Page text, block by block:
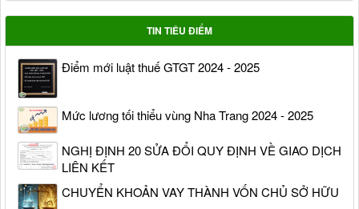
TIN TIÊU ĐIỂM
Điểm mới luật thuế GTGT 2024 - 2025
Mức lương tối thiểu vùng Nha Trang 2024 - 2025
NGHỊ ĐỊNH 20 SỬA ĐỔI QUY ĐỊNH VỀ GIAO DỊCH
LIÊN KẾT
CHUYỂN KHOẢN VAY THÀNH VỐN CHỦ SỞ HỮU